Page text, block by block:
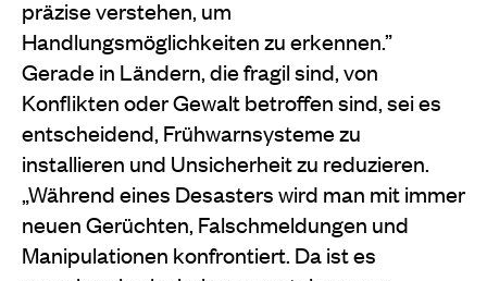
präzise verstehen, um
Handlungsmöglichkeiten zu erkennen.”
Gerade in Ländern, die fragil sind, von
Konflikten oder Gewalt betroffen sind, sei es
entscheidend, Frühwarnsysteme zu
installieren und Unsicherheit zu reduzieren.
„Während eines Desasters wird man mit immer
neuen Gerüchten, Falschmeldungen und
Manipulationen konfrontiert. Da ist es